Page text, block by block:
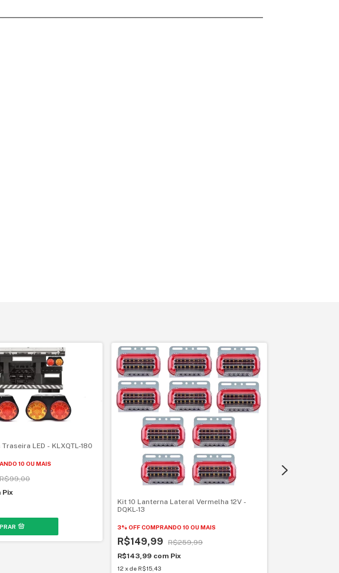
LED - KLXQTL-180
10 OU MAIS
R$99,00
Pix
Kit 10 Lanterna Lateral Vermelha 12V -
DQKL-13
3% OFFCOMPRANDO 10 OU MAIS
R$149,99
R$259,99
R$143,99 com Pix
12 x de R$15,43